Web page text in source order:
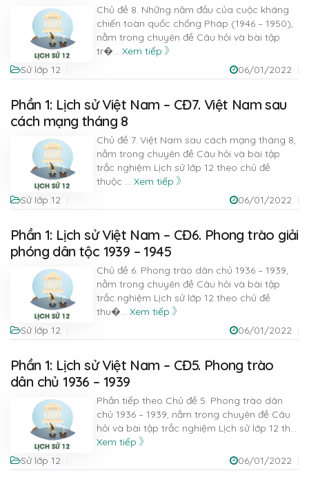
Chủ đề 8. Những năm đầu của cuộc kháng
chiến toàn quốc chống Pháp (1946 – 1950),
nằm trong chuyên đề Câu hỏi và bài tập
tr�... Xem tiếp
Sử lớp 12
06/01/2022
Phần 1: Lịch sử Việt Nam – CĐ7. Việt Nam sau
cách mạng tháng 8
Chủ đề 7. Việt Nam sau cách mạng tháng 8,
nằm trong chuyên đề Câu hỏi và bài tập
trắc nghiệm Lịch sử lớp 12 theo chủ đề
thuộc ... Xem tiếp
Sử lớp 12
06/01/2022
Phần 1: Lịch sử Việt Nam – CĐ6. Phong trào giải
phóng dân tộc 1939 – 1945
Chủ đề 6. Phong trào dân chủ 1936 – 1939,
nằm trong chuyên đề Câu hỏi và bài tập
trắc nghiệm Lịch sử lớp 12 theo chủ đề
thu�... Xem tiếp
Sử lớp 12
06/01/2022
Phần 1: Lịch sử Việt Nam – CĐ5. Phong trào
dân chủ 1936 – 1939
Phần tiếp theo Chủ đề 5. Phong trào dân
chủ 1936 – 1939, nằm trong chuyên đề Câu
hỏi và bài tập trắc nghiệm Lịch sử lớp 12 th...
Xem tiếp
Sử lớp 12
06/01/2022